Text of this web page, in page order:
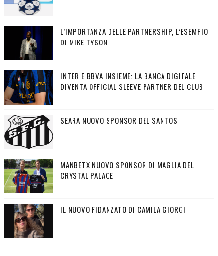
L’IMPORTANZA DELLE PARTNERSHIP, L’ESEMPIO
DI MIKE TYSON
INTER E BBVA INSIEME: LA BANCA DIGITALE
DIVENTA OFFICIAL SLEEVE PARTNER DEL CLUB
SEARA NUOVO SPONSOR DEL SANTOS
MANBETX NUOVO SPONSOR DI MAGLIA DEL
CRYSTAL PALACE
IL NUOVO FIDANZATO DI CAMILA GIORGI